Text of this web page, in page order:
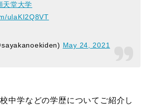
天堂大学
ulaKI2Q8VT
May 24, 2021
中学などの学歴についてご紹介し